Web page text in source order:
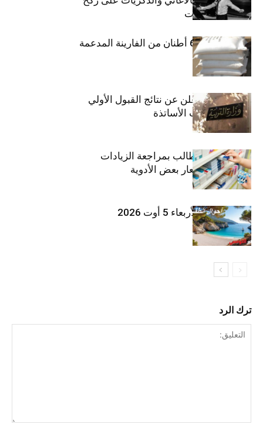
مسرح الحمامات
منوبة: حجز 6،3 أطنان من الفارينة المدعمة
وزارة التربية تعلن عن نتائج القبول الأولي
لمناظرة انتداب الأساتذة
اتحاد الشغل يطالب بمراجعة الزيادات
الأخيرة في أسعار بعض الأدوية
طقس اليوم الأربعاء 5 أوت 2026
ترك الرد